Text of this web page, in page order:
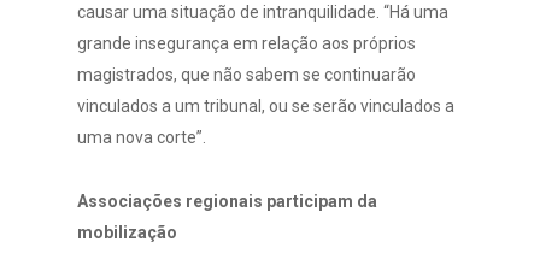
causar uma situação de intranquilidade. “Há uma
grande insegurança em relação aos próprios
magistrados, que não sabem se continuarão
vinculados a um tribunal, ou se serão vinculados a
uma nova corte”.
Associações regionais participam da
mobilização